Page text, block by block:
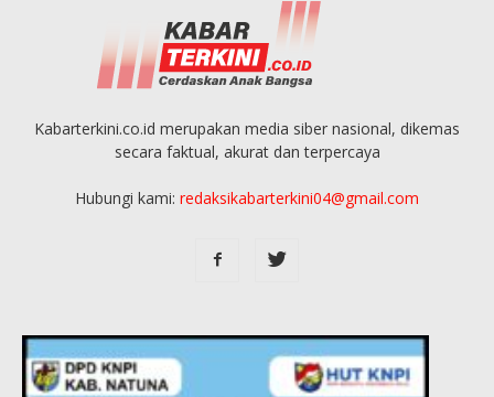
Kabarterkini.co.id merupakan media siber nasional, dikemas
secara faktual, akurat dan terpercaya
Hubungi kami: redaksikabarterkini04@gmail.com